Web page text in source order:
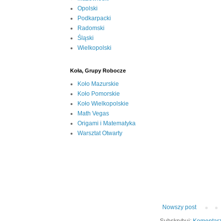
Nowszy post
Opolski
Podkarpacki
Radomski
Śląski
Wielkopolski
Koła, Grupy Robocze
Koło Mazurskie
Koło Pomorskie
Koło Wielkopolskie
Math Vegas
Origami i Matematyka
Warsztat Otwarty